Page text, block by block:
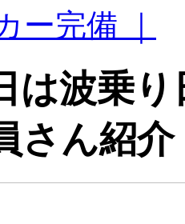
ー完備 ｜
は波乗
さん紹介